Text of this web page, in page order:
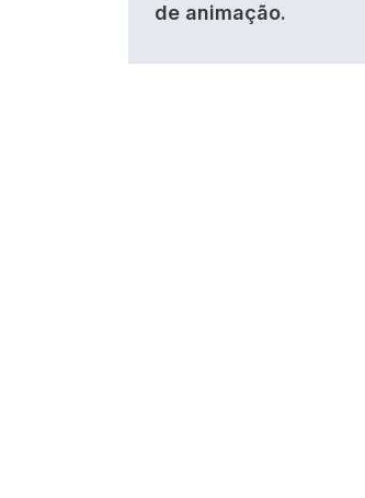
de animação.